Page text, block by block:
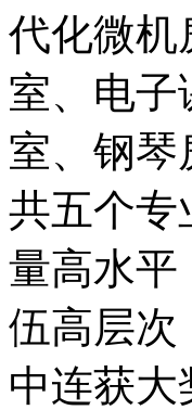
代化微机
室、电子
室、钢琴
共五个专
量高水平
伍高层次
中连获